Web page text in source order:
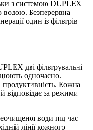
з системою DUPLEX
водою. Безперервна
один із фільтрів
дві фільтрувальні
одночасно.
продуктивність. Кожна
відповідає за режими
води під час
лінії кожного